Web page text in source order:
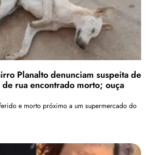
Planalto denunciam suspeita de
de rua encontrado morto; ouça
e morto próximo a um supermercado do